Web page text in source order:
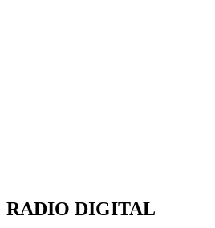
RADIO DIGITAL